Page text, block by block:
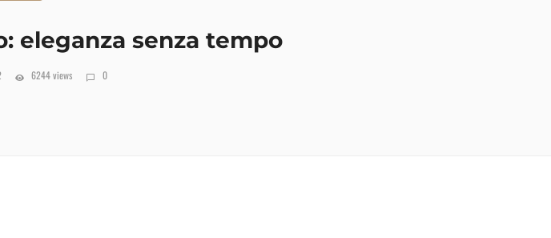
eleganza senza tempo
6244 views 0